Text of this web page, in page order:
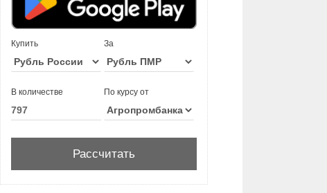
Купить За
В количестве По курсу от